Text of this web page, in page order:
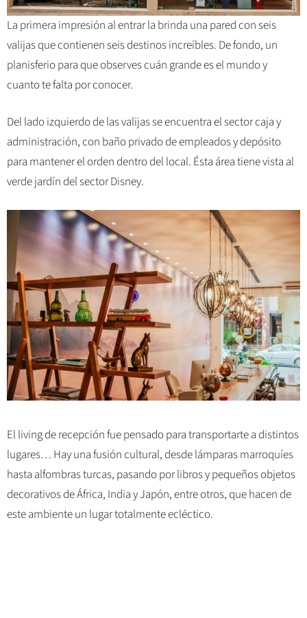
La primera impresión al entrar la brinda una pared con seis
valijas que contienen seis destinos increíbles. De fondo, un
planisferio para que observes cuán grande es el mundo y
cuanto te falta por conocer.
Del lado izquierdo de las valijas se encuentra el sector caja y
administración, con baño privado de empleados y depósito
para mantener el orden dentro del local. Ésta área tiene vista al
verde jardín del sector Disney.
El living de recepción fue pensado para transportarte a distintos
lugares… Hay una fusión cultural, desde lámparas marroquíes
hasta alfombras turcas, pasando por libros y pequeños objetos
decorativos de África, India y Japón, entre otros, que hacen de
este ambiente un lugar totalmente ecléctico.